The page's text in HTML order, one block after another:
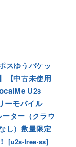
スゆうパケッ
【中古未使用
U2s
ーモバイル
ター（クラウ
し）数量限定
[u2s-free-ss]